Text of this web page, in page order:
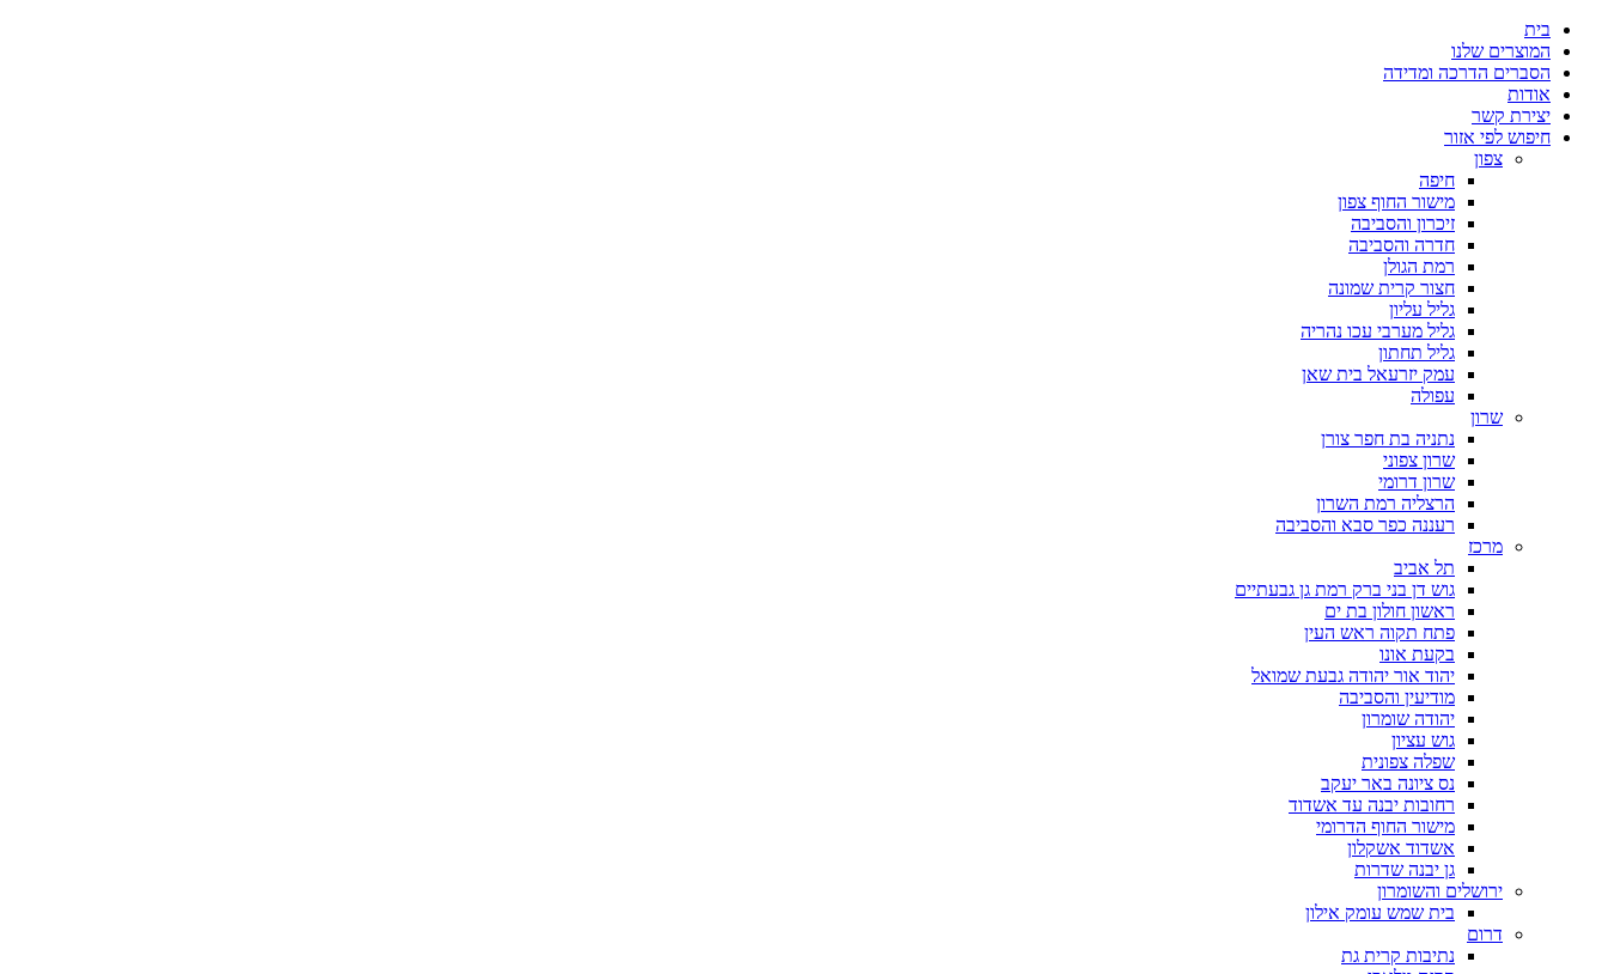
בית
המוצרים שלנו
הסברים הדרכה ומדידה
אודות
יצירת קשר
חיפוש לפי אזור
צפון
חיפה
מישור החוף צפון
זיכרון והסביבה
חדרה והסביבה
רמת הגולן
חצור קרית שמונה
גליל עליון
גליל מערבי עכו נהריה
גליל תחתון
עמק יזרעאל בית שאן
עפולה
שרון
נתניה בת חפר צורן
שרון צפוני
שרון דרומי
הרצליה רמת השרון
רעננה כפר סבא והסביבה
מרכז
תל אביב
גוש דן בני ברק רמת גן גבעתיים
ראשון חולון בת ים
פתח תקוה ראש העין
בקעת אונו
יהוד אור יהודה גבעת שמואל
מודיעין והסביבה
יהודה שומרון
גוש עציון
שפלה צפונית
נס ציונה באר יעקב
רחובות יבנה עד אשדוד
מישור החוף הדרומי
אשדוד אשקלון
גן יבנה שדרות
ירושלים והשומרון
בית שמש עומק אילון
דרום
נתיבות קרית גת